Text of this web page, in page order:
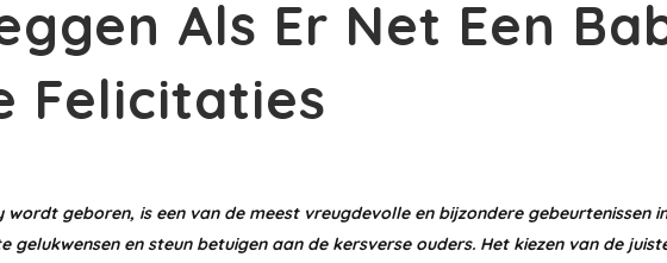
Als Er Net Een
Felicitaties
geboren, is een van de meest vreugdevolle en bijzondere gebeurtenissen
gelukwensen en steun betuigen aan de kersverse ouders. Het kiezen van de